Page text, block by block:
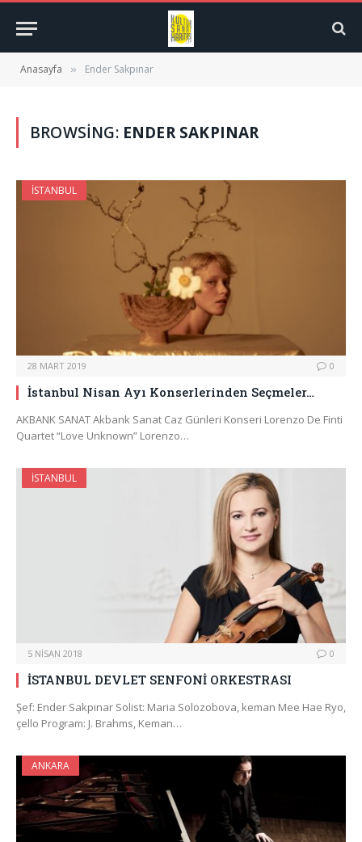
Anasayfa » Ender Sakpınar
BROWSING: ENDER SAKPINAR
İSTANBUL
28 MART 2019 0
İstanbul Nisan Ayı Konserlerinden Seçmeler…
AKBANK SANAT Akbank Sanat Caz Günleri Konseri Lorenzo De Finti
Quartet “Love Unknown” Lorenzo…
İSTANBUL
5 NISAN 2018 0
İSTANBUL DEVLET SENFONİ ORKESTRASI
Şef: Ender Sakpınar Solist: Maria Solozobova, keman Mee Hae Ryo,
çello Program: J. Brahms, Keman…
ANKARA